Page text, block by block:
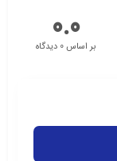
0.0بر اساس 0 دیدگاه